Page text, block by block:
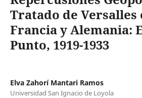
Tratado de Versalles
Francia y Alemania:
Punto, 1919-1933
Elva Zahorí Mantari Ramos
Universidad San Ignacio de Loyola